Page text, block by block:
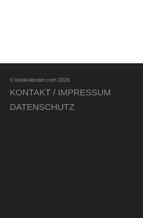
© kinokalender.com 2026
KONTAKT / IMPRESSUM
DATENSCHUTZ